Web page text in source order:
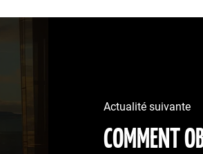
Actualité suivante
COMMENT